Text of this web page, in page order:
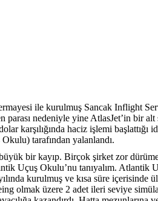
ile kurulmuş Sancak Inflight
parası nedeniyle yine AtlasJet’in bir
karşılığında haciz işlemi başlattığı
tarafından yalanlandı.
bir kayıp. Birçok şirket zor
Uçuş Okulu’nu tanıyalım. Atlantik
kurulmuş ve kısa süre içerisinde
olmak üzere 2 adet ileri seviye